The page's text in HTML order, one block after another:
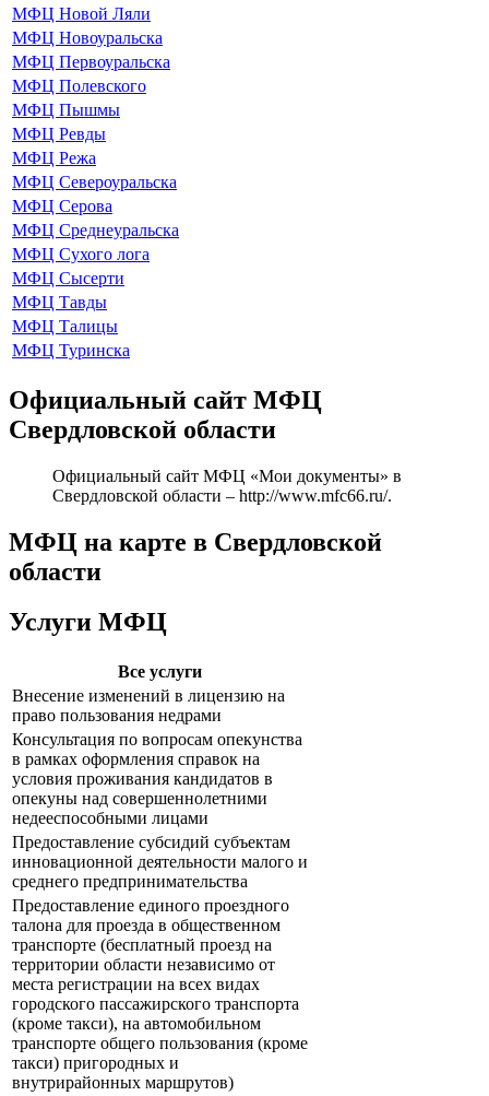
МФЦ Новой Ляли
МФЦ Новоуральска
МФЦ Первоуральска
МФЦ Полевского
МФЦ Пышмы
МФЦ Ревды
МФЦ Режа
МФЦ Североуральска
МФЦ Серова
МФЦ Среднеуральска
МФЦ Сухого лога
МФЦ Сысерти
МФЦ Тавды
МФЦ Талицы
МФЦ Туринска
Официальный сайт МФЦ
Свердловской области
Официальный сайт МФЦ «Мои документы» в
Свердловской области – http://www.mfc66.ru/.
МФЦ на карте в Свердловской
области
Услуги МФЦ
Все услуги
Внесение изменений в лицензию на
право пользования недрами
Консультация по вопросам опекунства
в рамках оформления справок на
условия проживания кандидатов в
опекуны над совершеннолетними
недееспособными лицами
Предоставление субсидий субъектам
инновационной деятельности малого и
среднего предпринимательства
Предоставление единого проездного
талона для проезда в общественном
транспорте (бесплатный проезд на
территории области независимо от
места регистрации на всех видах
городского пассажирского транспорта
(кроме такси), на автомобильном
транспорте общего пользования (кроме
такси) пригородных и
внутрирайонных маршрутов)